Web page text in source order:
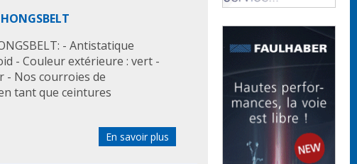
- Antistatique
- Couleur extérieure : vert -
- Nos courroies de
tant que ceintures
En savoir plus